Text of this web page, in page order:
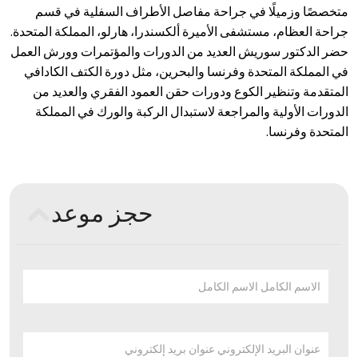
متخصصًا وزميلًا في جراحة مفاصل الأطراف السفلية في قسم
جراحة العظام، مستشفى الأميرة ألكسندرا، هارلو، المملكة المتحدة.
حضر الدكتور سوريش العديد من الدورات والمؤتمرات وورش العمل
في المملكة المتحدة وفرنسا والبحرين، مثل دورة الكتف الكادافي
المتقدمة وتنظير الكوع ودورات حقن العمود الفقري والعديد من
الدورات الأولية والمراجعة لاستبدال الركبة والورك في المملكة
المتحدة وفرنسا.
حجز موعد
الاسم الكامل الاسم الكامل
عنوان البريد الإلكتروني عنوان بريد إلكتروني